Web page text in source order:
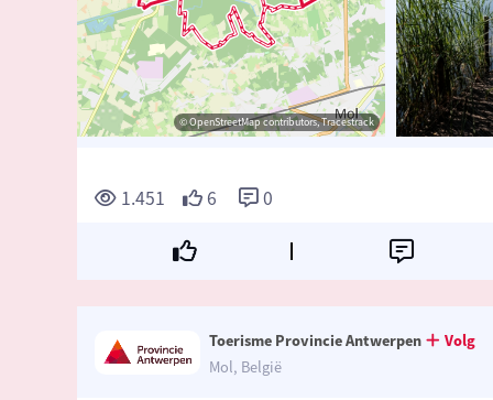
© OpenStreetMap contributors, Tracestrack
1.451 6 0
© visit Mol © OpenStreetMap contributors, Tracestrack
Toerisme Provincie Antwerpen
Volg
Mol, België